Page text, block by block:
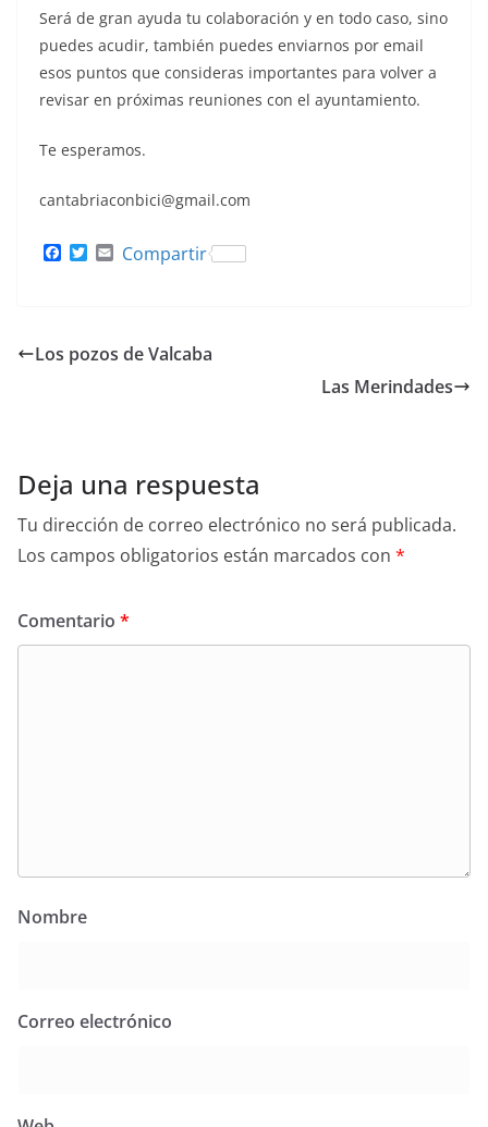
Será de gran ayuda tu colaboración y en todo caso, sino
puedes acudir, también puedes enviarnos por email
esos puntos que consideras importantes para volver a
revisar en próximas reuniones con el ayuntamiento.
Te esperamos.
cantabriaconbici@gmail.com
o
T
r
Compartir
Los pozos de Valcaba
Las Merindades
Deja una respuesta
Tu dirección de correo electrónico no será publicada.
Los campos obligatorios están marcados con *
Comentario *
Nombre
Correo electrónico